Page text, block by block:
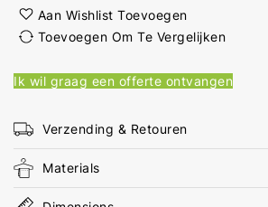
12
&quot;
Gefixeerd
Muur
&quot;
Gefixeerd
Muur
Aan Wishlist Toevoegen
Toevoegen Om Te Vergelijken
Ik wil graag een offerte ontvangen
Verzending & Retouren
Materials